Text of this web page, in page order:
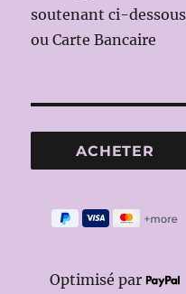
soutenant ci-
ou Carte Bancaire
Optimisé par